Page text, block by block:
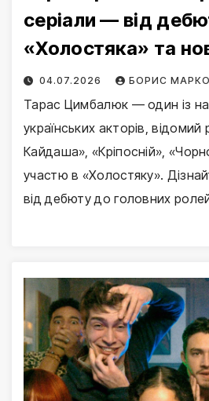
серіали — від
«Холостяка» та
04.07.2026 БОРИС
Тарас Цимбалюк — один із
українських акторів,
Кайдаша», «Кріпосній»,
участю в «Холостяку».
від дебюту до головних